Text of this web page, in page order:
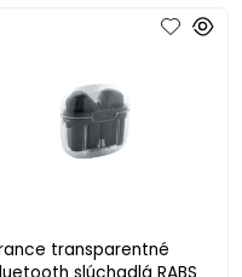
transparentné
slúchadlá RABS